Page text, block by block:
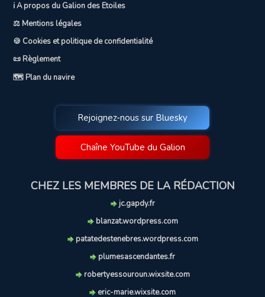
ℹ️ A propos du Galion des Etoiles
⚖️ Mentions légales
🍪 Cookies et politique de confidentialité
📜 Règlement
🗺️ Plan du navire
Rejoignez-nous sur Bluesky
Chaîne YouTube du Galion
CHEZ LES MEMBRES DE LA RÉDACTION
jc.gapdy.fr
blanzat.wordpress.com
patatedestenebres.wordpress.com
plumesascendantes.fr
robertyessouroun.wixsite.com
eric-marie.wixsite.com